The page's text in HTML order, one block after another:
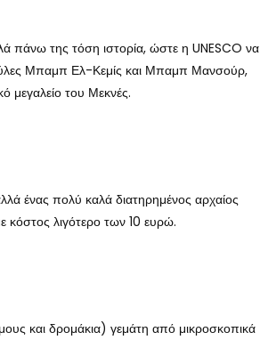
πάνω της τόση ιστορία, ώστε η UNESCO να
πύλες Μπαμπ Ελ-Κεμίς και Μπαμπ Μανσούρ,
μεγαλείο του Μεκνές.
ένας πολύ καλά διατηρημένος αρχαίος
κόστος λιγότερο των 10 ευρώ.
και δρομάκια) γεμάτη από μικροσκοπικά